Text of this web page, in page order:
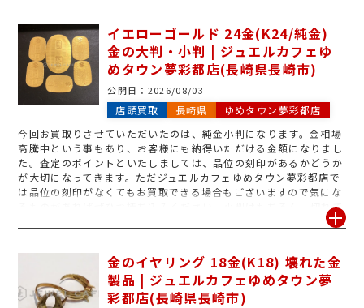
イエローゴールド 24金(K24/純金)
金の大判・小判 | ジュエルカフェゆ
めタウン夢彩都店(長崎県長崎市)
公開日： 2026/08/03
店頭買取 長崎県
ゆめタウン夢彩都店
今回お買取りさせていただいたのは、純金小判になります。金相場
高騰中という事もあり、お客様にも納得いただける金額になりまし
た。査定のポイントといたしましては、品位の刻印があるかどうか
が大切になってきます。ただジュエルカフェゆめタウン夢彩都店で
は品位の刻印がなくてもお買取できる場合もございますので気にな
るものがあればぜひお持ち込みください。小判はもちろん、切れて
しまったネックレス・片方しかないピアスなど金・プラチナであれ
ひお待ち込みください♪
金のイヤリング 18金(K18) 壊れた金
製品 | ジュエルカフェゆめタウン夢
彩都店(長崎県長崎市)